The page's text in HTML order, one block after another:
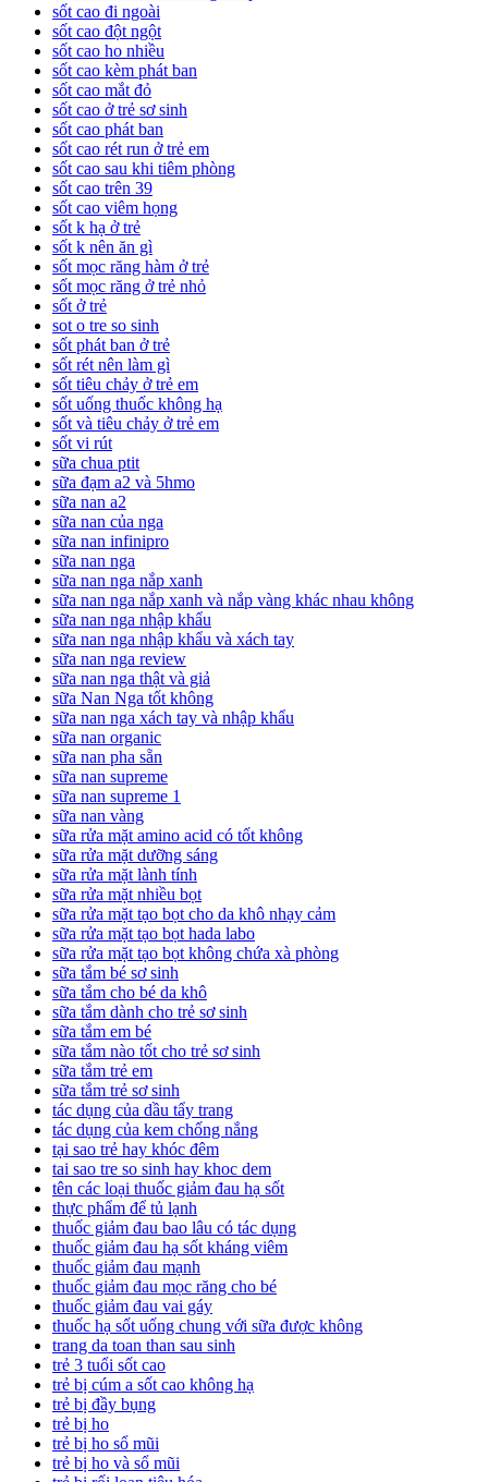
sốt cao đi ngoài
sốt cao đột ngột
sốt cao ho nhiều
sốt cao kèm phát ban
sốt cao mắt đỏ
sốt cao ở trẻ sơ sinh
sốt cao phát ban
sốt cao rét run ở trẻ em
sốt cao sau khi tiêm phòng
sốt cao trên 39
sốt cao viêm họng
sốt k hạ ở trẻ
sốt k nên ăn gì
sốt mọc răng hàm ở trẻ
sốt mọc răng ở trẻ nhỏ
sốt ở trẻ
sot o tre so sinh
sốt phát ban ở trẻ
sốt rét nên làm gì
sốt tiêu chảy ở trẻ em
sốt uống thuốc không hạ
sốt và tiêu chảy ở trẻ em
sốt vi rút
sữa chua ptit
sữa đạm a2 và 5hmo
sữa nan a2
sữa nan của nga
sữa nan infinipro
sữa nan nga
sữa nan nga nắp xanh
sữa nan nga nắp xanh và nắp vàng khác nhau không
sữa nan nga nhập khẩu
sữa nan nga nhập khẩu và xách tay
sữa nan nga review
sữa nan nga thật và giả
sữa Nan Nga tốt không
sữa nan nga xách tay và nhập khẩu
sữa nan organic
sữa nan pha sẵn
sữa nan supreme
sữa nan supreme 1
sữa nan vàng
sữa rửa mặt amino acid có tốt không
sữa rửa mặt dưỡng sáng
sữa rửa mặt lành tính
sữa rửa mặt nhiều bọt
sữa rửa mặt tạo bọt cho da khô nhạy cảm
sữa rửa mặt tạo bọt hada labo
sữa rửa mặt tạo bọt không chứa xà phòng
sữa tắm bé sơ sinh
sữa tắm cho bé da khô
sữa tắm dành cho trẻ sơ sinh
sữa tắm em bé
sữa tắm nào tốt cho trẻ sơ sinh
sữa tắm trẻ em
sữa tắm trẻ sơ sinh
tác dụng của dầu tẩy trang
tác dụng của kem chống nắng
tại sao trẻ hay khóc đêm
tai sao tre so sinh hay khoc dem
tên các loại thuốc giảm đau hạ sốt
thực phẩm để tủ lạnh
thuốc giảm đau bao lâu có tác dụng
thuốc giảm đau hạ sốt kháng viêm
thuốc giảm đau mạnh
thuốc giảm đau mọc răng cho bé
thuốc giảm đau vai gáy
thuốc hạ sốt uống chung với sữa được không
trang da toan than sau sinh
trẻ 3 tuổi sốt cao
trẻ bị cúm a sốt cao không hạ
trẻ bị đầy bụng
trẻ bị ho
trẻ bị ho sổ mũi
trẻ bị ho và sổ mũi